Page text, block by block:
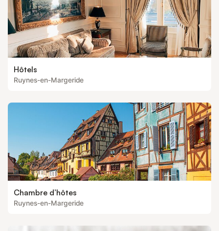
Hôtels
Ruynes-en-Margeride
Chambre d’hôtes
Ruynes-en-Margeride